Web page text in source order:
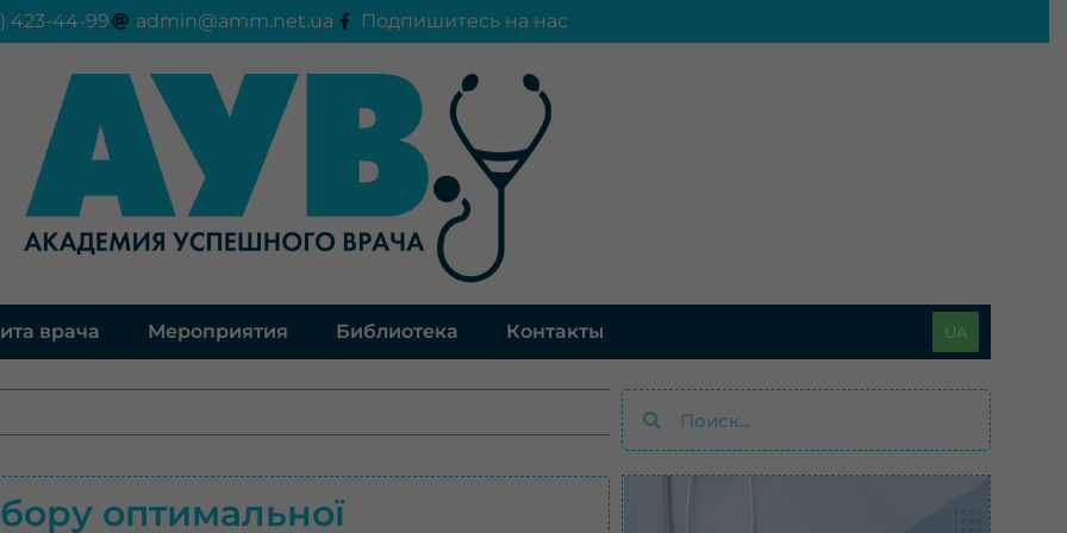
423-44-99 admin@amm.net.ua Подпишитесь на нас
врача Мероприятия Библиотека Контакты UA
оптимальної
Поиск